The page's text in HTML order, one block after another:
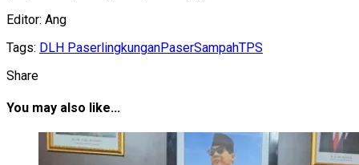
Editor: Ang
Tags: DLH PaserlingkunganPaserSampahTPS
Share
You may also like...